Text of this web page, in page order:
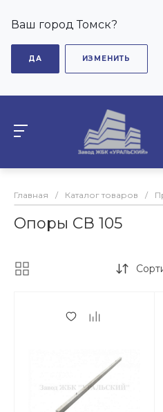
Ваш город Томск?
ДА ИЗМЕНИТЬ
Главная / Каталог товаров /
Опоры СВ 105